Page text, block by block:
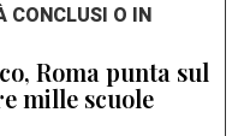
CONCLUSI O IN
Roma punta sul
mille scuole